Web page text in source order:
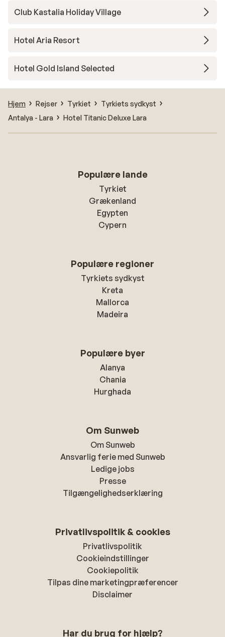
Club Kastalia Holiday Village
Hotel Aria Resort
Hotel Gold Island Selected
Hjem Rejser Tyrkiet
Tyrkiets sydkyst
Antalya - Lara
Hotel Titanic Deluxe Lara
Populære lande
Tyrkiet
Grækenland
Egypten
Cypern
Populære regioner
Tyrkiets sydkyst
Kreta
Mallorca
Madeira
Populære byer
Alanya
Chania
Hurghada
Om Sunweb
Om Sunweb
Ansvarlig ferie med Sunweb
Ledige jobs
Presse
Tilgængelighedserklæring
Privatlivspolitik & cookies
Privatlivspolitik
Cookieindstillinger
Cookiepolitik
Tilpas dine marketingpræferencer
Disclaimer
Har du brug for hjælp?